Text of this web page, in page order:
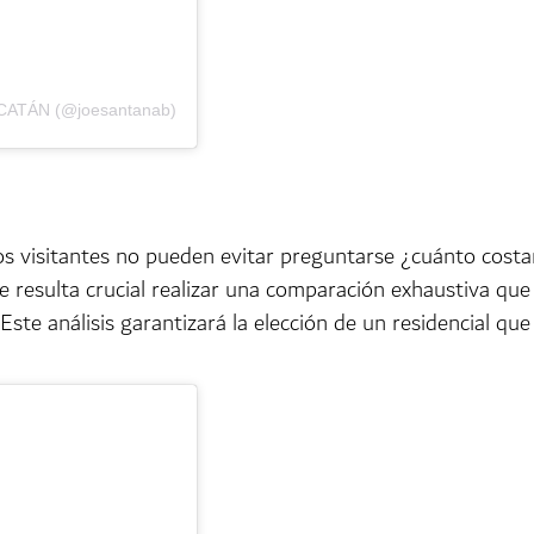
(@joesantanab)
visitantes no pueden evitar preguntarse ¿cuánto
crucial realizar una comparación exhaustiva
análisis garantizará la elección de un residencial